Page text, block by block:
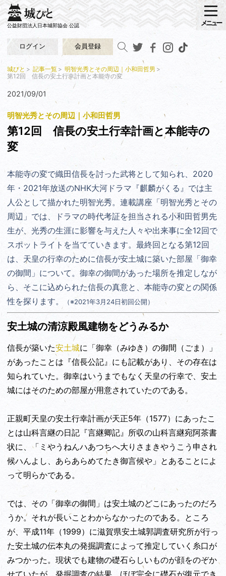
公益財団法人日本城郭協会 公認
ログイン 会員登録
メニュー
城びと 記事一覧
明智光秀とその周辺｜小和田哲男
第12回 信長の安土行幸計画と本能寺の変
2021/09/01
明智光秀とその周辺｜小和田哲男
第12回 信長の安土行幸計画と本能寺の
変
本能寺の変で織田信長を討った武将として知られ、2020
年・2021年放送のNHK大河ドラマ『麒麟がくる』では主
人公として描かれた明智光秀。連載講座「明智光秀とその
周辺」では、ドラマの時代考証を担当される小和田哲男先
生が、光秀の生涯に影響を与えた人々や出来事に全12回で
スポットライトを当てていきます。最終回となる第12回
は、 天皇の行幸のために信長が安土城に築いた部屋「御幸
の御間」について。御幸の御間があった場所を推定しなが
ら、そこに込められた信長の真意と、本能寺の変との関係
性を探ります。
（※2021年3月24日初回公開）
安土城の清涼殿風建物をどうみるか
信長が築いた安土城に「御幸（みゆき）の御間（ごま）」
があったことは『信長公記』にも記載があり、その存在は
知られていた。御幸はいうまでもなく天皇の行幸で、安土
城にはそのための部屋が用意されていたのである。
正親町天皇の安土行幸計画が天正5年（1577）にあったこ
とは山科言継の日記『言継卿記』所収の山科言継宛阿茶書
状に、「ミやうねんハあつちへ大りさまきやうこう申され
候ハんよし、あらあらめてたき御言候や」とあることによ
って明らかである。
では、その「御幸の御間」は安土城のどこにあったのだろ
うか。それが長いことわからなかったのである。ところ
が、平成11年（1999）に滋賀県安土城郭調査研究所が行っ
た安土城の伝本丸の発掘調査によって推定していく糸口が
みつかった。現状でも建物の礎石らしいものが顔をのぞか
せていたが、発掘調査の結果、ほぼ完全に礎石が復元でき